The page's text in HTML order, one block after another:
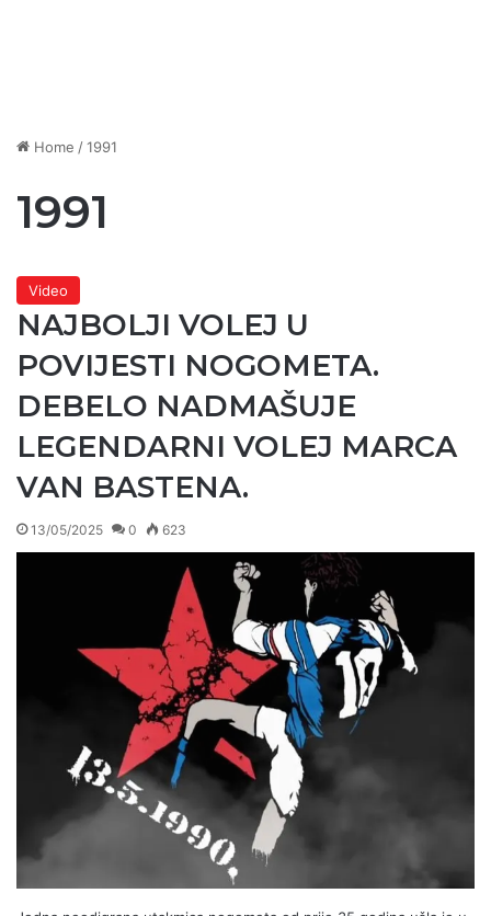
Home /1991
1991
Video
NAJBOLJI VOLEJ U
POVIJESTI NOGOMETA.
DEBELO NADMAŠUJE
LEGENDARNI VOLEJ MARCA
VAN BASTENA.
13/05/2025 0 623